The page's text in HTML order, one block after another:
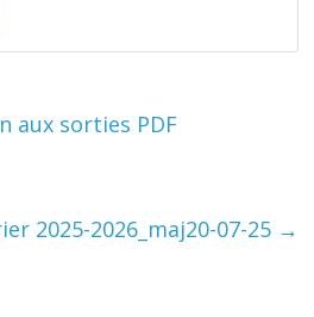
aux sorties PDF
2025-2026_maj20-07-25 →